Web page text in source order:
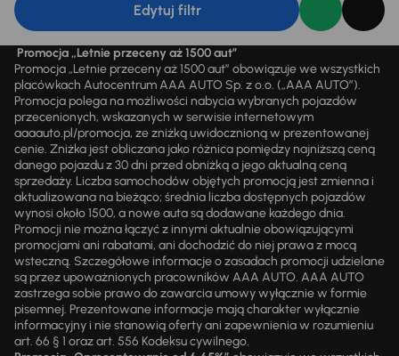
Edytuj filtr
Promocja „Letnie przeceny aż 1500 aut”
Promocja „Letnie przeceny aż 1500 aut” obowiązuje we wszystkich
placówkach Autocentrum AAA AUTO Sp. z o.o. („AAA AUTO”).
Promocja polega na możliwości nabycia wybranych pojazdów
przecenionych, wskazanych w serwisie internetowym
aaaauto.pl/promocja, ze zniżką uwidocznioną w prezentowanej
cenie. Zniżka jest obliczana jako różnica pomiędzy najniższą ceną
danego pojazdu z 30 dni przed obniżką a jego aktualną ceną
sprzedaży. Liczba samochodów objętych promocją jest zmienna i
aktualizowana na bieżąco; średnia liczba dostępnych pojazdów
wynosi około 1500, a nowe auta są dodawane każdego dnia.
Promocji nie można łączyć z innymi aktualnie obowiązującymi
promocjami ani rabatami, ani dochodzić do niej prawa z mocą
wsteczną. Szczegółowe informacje o zasadach promocji udzielane
są przez upoważnionych pracowników AAA AUTO. AAA AUTO
zastrzega sobie prawo do zawarcia umowy wyłącznie w formie
pisemnej. Prezentowane informacje mają charakter wyłącznie
informacyjny i nie stanowią oferty ani zapewnienia w rozumieniu
art. 66 § 1 oraz art. 556 Kodeksu cywilnego.